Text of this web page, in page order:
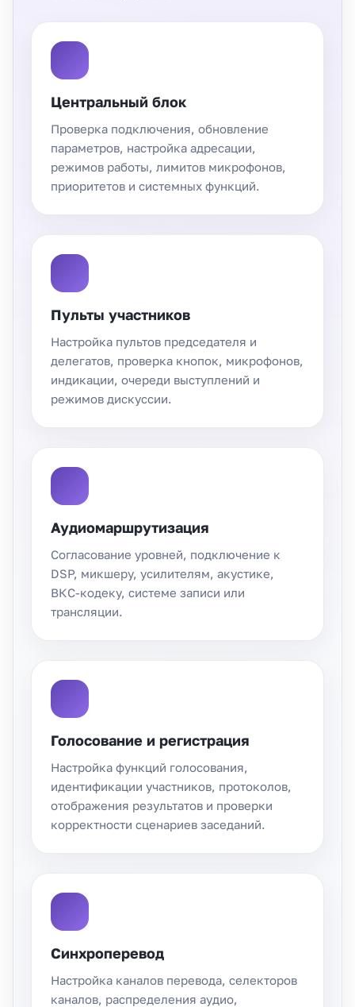
Центральный блок
Проверка подключения, обновление
параметров, настройка адресации,
режимов работы, лимитов микрофонов,
приоритетов и системных функций.
Пульты участников
Настройка пультов председателя и
делегатов, проверка кнопок, микрофонов,
индикации, очереди выступлений и
режимов дискуссии.
Аудиомаршрутизация
Согласование уровней, подключение к
DSP, микшеру, усилителям, акустике,
ВКС-кодеку, системе записи или
трансляции.
Голосование и регистрация
Настройка функций голосования,
идентификации участников, протоколов,
отображения результатов и проверки
корректности сценариев заседаний.
Синхроперевод
Настройка каналов перевода, селекторов
каналов, распределения аудио,